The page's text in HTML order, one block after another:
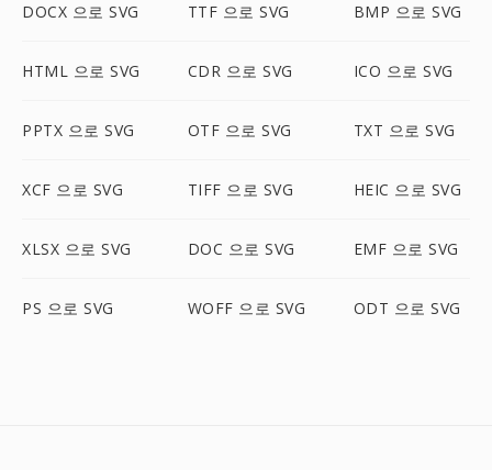
DOCX 으로 SVG TTF 으로 SVG BMP 으로 SVG
HTML 으로 SVG CDR 으로 SVG ICO 으로 SVG
PPTX 으로 SVG OTF 으로 SVG TXT 으로 SVG
XCF 으로 SVG TIFF 으로 SVG HEIC 으로 SVG
XLSX 으로 SVG DOC 으로 SVG EMF 으로 SVG
PS 으로 SVG WOFF 으로 SVG ODT 으로 SVG